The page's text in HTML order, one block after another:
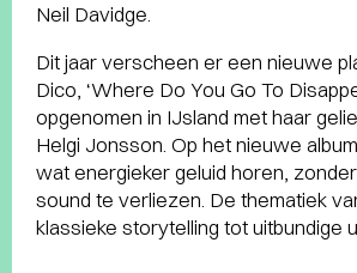
Neil Davidge.
Dit jaar verscheen er een nieuwe
Dico, ‘Where Do You Go To
opgenomen in IJsland met haar
Helgi Jonsson. Op het nieuwe
wat energieker geluid horen,
sound te verliezen. De thematiek
klassieke storytelling tot uitbundige